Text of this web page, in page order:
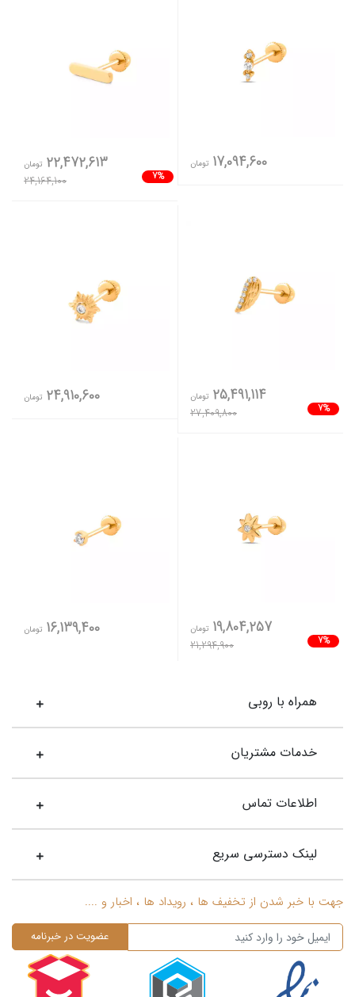
17,094,600 تومان
7%
22,472,613 تومان
24,164,100
7%
25,491,114 تومان
27,409,800
24,910,600 تومان
7%
19,804,257 تومان
21,294,900
16,139,400 تومان
همراه با روبی
خدمات مشتریان
اطلاعات تماس
لینک دسترسی سریع
جهت با خبر شدن از تخفیف ها ، رویداد ها ، اخبار و ....